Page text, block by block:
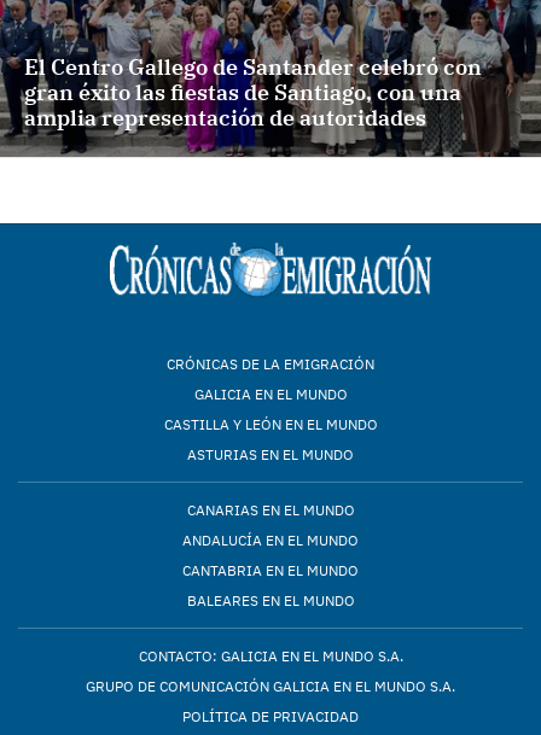
El Centro Gallego de Santander celebró con
gran éxito las fiestas de Santiago, con una
amplia representación de autoridades
CRÓNICAS DE LA EMIGRACIÓN
GALICIA EN EL MUNDO
CASTILLA Y LEÓN EN EL MUNDO
ASTURIAS EN EL MUNDO
CANARIAS EN EL MUNDO
ANDALUCÍA EN EL MUNDO
CANTABRIA EN EL MUNDO
BALEARES EN EL MUNDO
CONTACTO: GALICIA EN EL MUNDO S.A.
GRUPO DE COMUNICACIÓN GALICIA EN EL MUNDO S.A.
POLÍTICA DE PRIVACIDAD